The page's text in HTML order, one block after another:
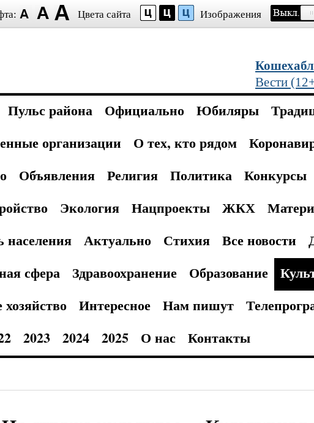
Цвета сайта Изображения
Вести
Пульс района Официально Юбиляры
организации
О тех, кто рядом
Объявления Религия Политика Конкурсы
Экология Нацпроекты ЖКХ
населения
Актуально Стихия Все новости
сфера
Здравоохранение Образование
Интересное Нам пишут
2023 2024 2025 О нас Контакты